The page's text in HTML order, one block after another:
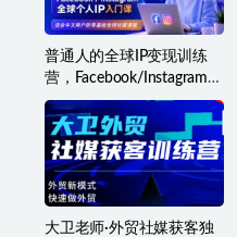
普通人的全球IP变现训练
营，Facebook/Instagram全
球个人IP入门课，零基础全
球社媒课程
大卫老师·外贸社媒获客独